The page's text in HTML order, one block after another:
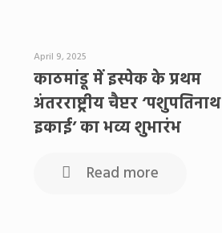
April 9, 2025
काठमांडू में इस्पेक के प्रथम
अंतरराष्ट्रीय चैप्टर ‘पशुपतिनाथ
इकाई’ का भव्य शुभारंभ
Read more